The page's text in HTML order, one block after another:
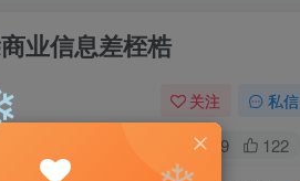
业信息差桎梏
关注 私信
1459 122